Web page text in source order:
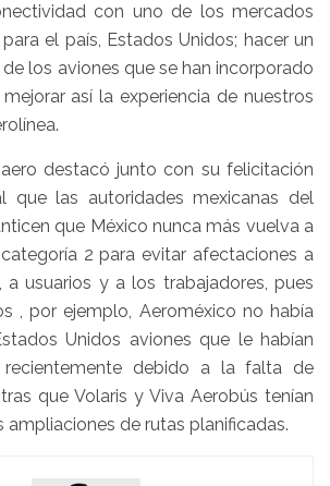
con uno de los mercados
el país, Estados Unidos; hacer un
los aviones que se han incorporado
así la experiencia de nuestros
destacó junto con su felicitación
que las autoridades mexicanas del
que México nunca más vuelva a
2 para evitar afectaciones a
a usuarios y a los trabajadores, pues
, por ejemplo, Aeroméxico no había
Unidos aviones que le habían
recientemente debido a la falta de
que Volaris y Viva Aerobús tenían
ampliaciones de rutas planificadas.